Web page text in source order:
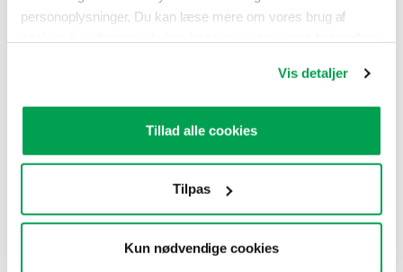
personoplysninger. Du kan læse mere om vores brug af
tilbagekalde dit samtykke ved at klikke på “Ændring af dit
samtykke” i vores cookiepolitik.
Vis detaljer
Tillad alle cookies
Tilpas
Kun nødvendige cookies